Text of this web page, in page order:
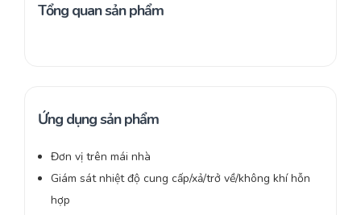
Tổng quan sản phẩm
Ứng dụng sản phẩm
Đơn vị trên mái nhà
Giám sát nhiệt độ cung cấp/xả/trở về/không khí hỗn
hợp